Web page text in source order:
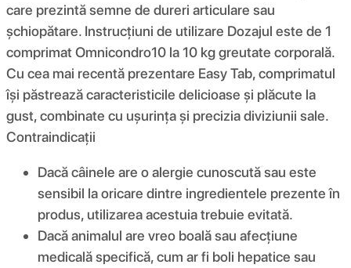
care prezintă semne de dureri articulare sau
șchiopătare. Instrucțiuni de utilizare Dozajul este de 1
comprimat Omnicondro10 la 10 kg greutate corporală.
Cu cea mai recentă prezentare Easy Tab, comprimatul
își păstrează caracteristicile delicioase și plăcute la
gust, combinate cu ușurința și precizia diviziunii sale.
Contraindicații
Dacă câinele are o alergie cunoscută sau este
sensibil la oricare dintre ingredientele prezente în
produs, utilizarea acestuia trebuie evitată.
Dacă animalul are vreo boală sau afecțiune
medicală specifică, cum ar fi boli hepatice sau